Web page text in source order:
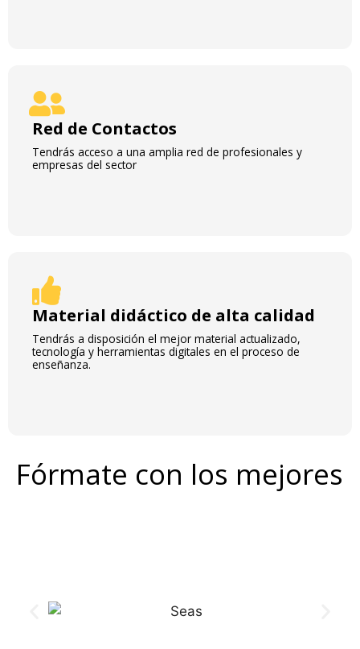
Red de Contactos
Tendrás acceso a una amplia red de profesionales y
empresas del sector
Material didáctico de alta calidad
Tendrás a disposición el mejor material actualizado,
tecnología y herramientas digitales en el proceso de
enseñanza.
Fórmate con los mejores